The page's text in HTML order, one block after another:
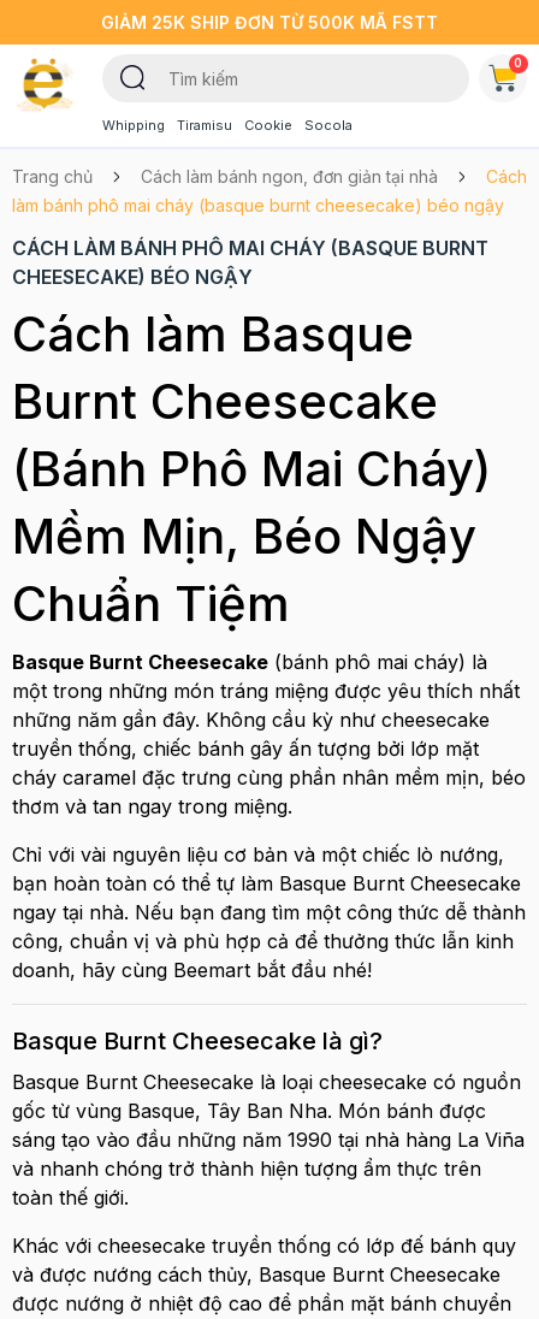
GIẢM 25K SHIP ĐƠN TỪ 500K MÃ FSTT
Whipping Tiramisu Cookie Socola
0
Trang chủ Cách làm bánh ngon, đơn giản tại nhà
Cách
làm bánh phô mai cháy (basque burnt cheesecake) béo ngậy
CÁCH LÀM BÁNH PHÔ MAI CHÁY (BASQUE BURNT
CHEESECAKE) BÉO NGẬY
Cách làm Basque
Burnt Cheesecake
(Bánh Phô Mai Cháy)
Mềm Mịn, Béo Ngậy
Chuẩn Tiệm
Basque Burnt Cheesecake (bánh phô mai cháy) là
một trong những món tráng miệng được yêu thích nhất
những năm gần đây. Không cầu kỳ như cheesecake
truyền thống, chiếc bánh gây ấn tượng bởi lớp mặt
cháy caramel đặc trưng cùng phần nhân mềm mịn, béo
thơm và tan ngay trong miệng.
Chỉ với vài nguyên liệu cơ bản và một chiếc lò nướng,
bạn hoàn toàn có thể tự làm Basque Burnt Cheesecake
ngay tại nhà. Nếu bạn đang tìm một công thức dễ thành
công, chuẩn vị và phù hợp cả để thưởng thức lẫn kinh
doanh, hãy cùng Beemart bắt đầu nhé!
Basque Burnt Cheesecake là gì?
Basque Burnt Cheesecake là loại cheesecake có nguồn
gốc từ vùng Basque, Tây Ban Nha. Món bánh được
sáng tạo vào đầu những năm 1990 tại nhà hàng La Viña
và nhanh chóng trở thành hiện tượng ẩm thực trên
toàn thế giới.
Khác với cheesecake truyền thống có lớp đế bánh quy
và được nướng cách thủy, Basque Burnt Cheesecake
được nướng ở nhiệt độ cao để phần mặt bánh chuyển